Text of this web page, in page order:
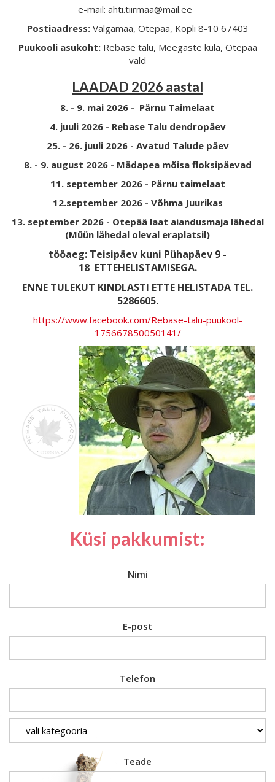
e-mail: ahti.tiirmaa@mail.ee
Postiaadress: Valgamaa, Otepää, Kopli 8-10 67403
Puukooli asukoht: Rebase talu, Meegaste küla, Otepää
vald
LAADAD 2026 aastal
8. - 9. mai 2026 - Pärnu Taimelaat
4. juuli 2026 - Rebase Talu dendropäev
25. - 26. juuli 2026 - Avatud Talude päev
8. - 9. august 2026 - Mädapea mõisa floksipäevad
11. september 2026 - Pärnu taimelaat
12.september 2026 - Võhma Juurikas
13. september 2026 - Otepää laat aiandusmaja lähedal
(Müün lähedal oleval eraplatsil)
tööaeg: Teisipäev kuni Pühapäev 9 -
18 ETTEHELISTAMISEGA.
ENNE TULEKUT KINDLASTI ETTE HELISTADA TEL.
5286605.
https://www.facebook.com/Rebase-talu-puukool-
175667850050141/
Küsi pakkumist:
Nimi
E-post
Telefon
Teade